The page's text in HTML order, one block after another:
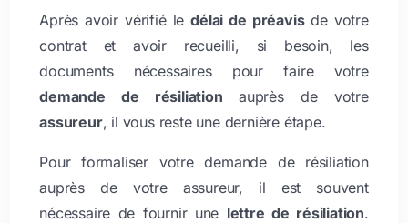
Après avoir vérifié ledélai de préavisde votre
contrat et avoir recueilli, si besoin, les
documents nécessaires pour faire votre
demande de résiliation auprès de votre
assureur, il vous reste une dernière étape.
Pour formaliser votre demande de résiliation
auprès de votre assureur, il est souvent
nécessaire de fournir une lettre de résiliation.